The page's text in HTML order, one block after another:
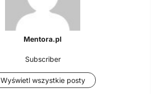
Mentora.pl
Subscriber
Wyświetl wszystkie posty